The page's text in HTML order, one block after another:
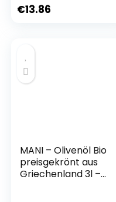
Zutaten 14x 3 Teller
€13.86
MANI – Olivenöl Bio
preisgekrönt aus
Griechenland 3l –